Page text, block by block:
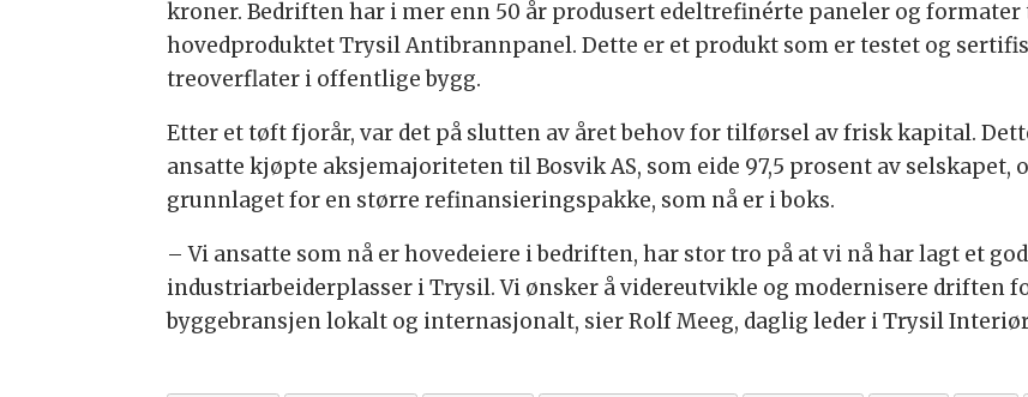
kroner. Bedriften har i mer enn 50 år produsert edeltrefinérte paneler og
hovedproduktet Trysil Antibrannpanel. Dette er et produkt som er testet og
treoverflater i offentlige bygg.
Etter et tøft fjorår, var det på slutten av året behov for tilførsel av frisk kapital.
ansatte kjøpte aksjemajoriteten til Bosvik AS, som eide 97,5 prosent av
grunnlaget for en større refinansieringspakke, som nå er i boks.
– Vi ansatte som nå er hovedeiere i bedriften, har stor tro på at vi nå har lagt et
industriarbeiderplasser i Trysil. Vi ønsker å videreutvikle og modernisere driften
byggebransjen lokalt og internasjonalt, sier Rolf Meeg, daglig leder i Trysil